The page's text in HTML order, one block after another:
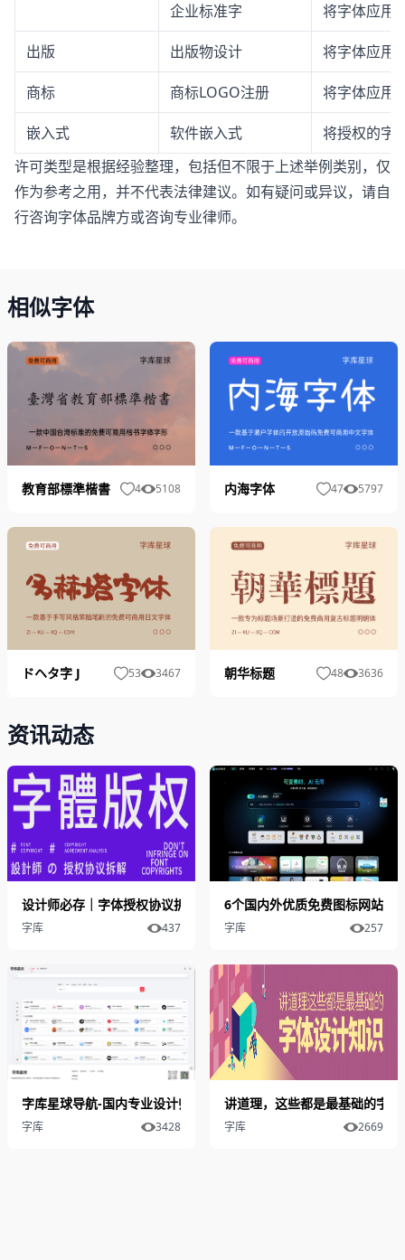
企业标准字 将字体应用
出版 出版物设计 将字体应用
商标 商标LOGO注册 将字体应用
嵌入式 软件嵌入式
将授权的字
许可类型是根据经验整理，包括但不限于上述举例类别，仅
作为参考之用，并不代表法律建议。如有疑问或异议，请自
行咨询字体品牌方或咨询专业律师。
相似字体
教育部標準楷書 4 5108 内海字体 47 5797
ドヘタ字 J 53 3467 朝华标题 48 3636
资讯动态
设计师必存｜字体授权协议拆解，商用不侵权的关键都在这
字库 437
6个国内外优质免费图标网站推
字库 257
字库星球导航-国内专业设计师软件导航
字库 3428
讲道理，这些都是最基础的字
字库 2669